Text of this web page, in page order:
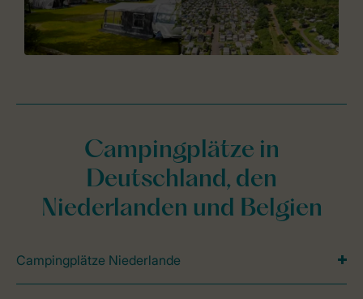
Campingplätze in
Deutschland, den
Niederlanden und Belgien
Campingplätze Niederlande